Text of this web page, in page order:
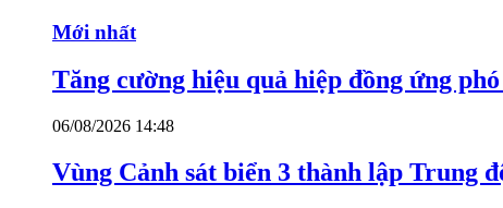
Mới nhất
Tăng cường hiệu quả hiệp đồng ứng
06/08/2026 14:48
Vùng Cảnh sát biển 3 thành lập Trung